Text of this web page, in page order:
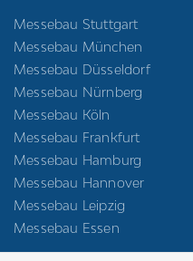
Messebau Stuttgart
Messebau München
Messebau Düsseldorf
Messebau Nürnberg
Messebau Köln
Messebau Frankfurt
Messebau Hamburg
Messebau Hannover
Messebau Leipzig
Messebau Essen